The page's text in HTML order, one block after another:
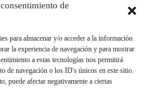
de
para almacenar y/o acceder a la información
la experiencia de navegación y para mostrar
a estas tecnologías nos permitirá
de navegación o los ID's únicos en este sitio.
puede afectar negativamente a ciertas